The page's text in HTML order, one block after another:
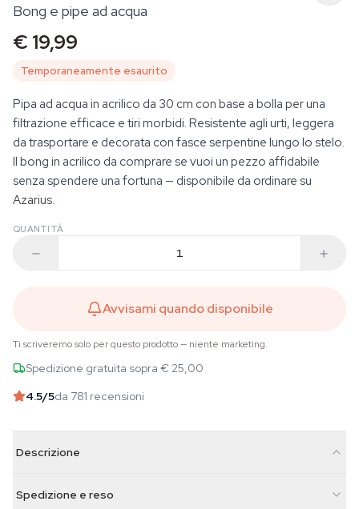
Bong e pipe ad acqua
€ 19,99
Temporaneamente esaurito
Pipa ad acqua in acrilico da 30 cm con base a bolla per una
filtrazione efficace e tiri morbidi. Resistente agli urti, leggera
da trasportare e decorata con fasce serpentine lungo lo stelo.
Il bong in acrilico da comprare se vuoi un pezzo affidabile
senza spendere una fortuna — disponibile da ordinare su
Azarius.
QUANTITÀ
Avvisami quando disponibile
Ti scriveremo solo per questo prodotto — niente marketing.
Spedizione gratuita sopra € 25,00
4.5/5da 781 recensioni
Descrizione
Spedizione e reso